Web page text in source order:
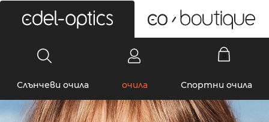
Слънчеви очила очила Спортни очила